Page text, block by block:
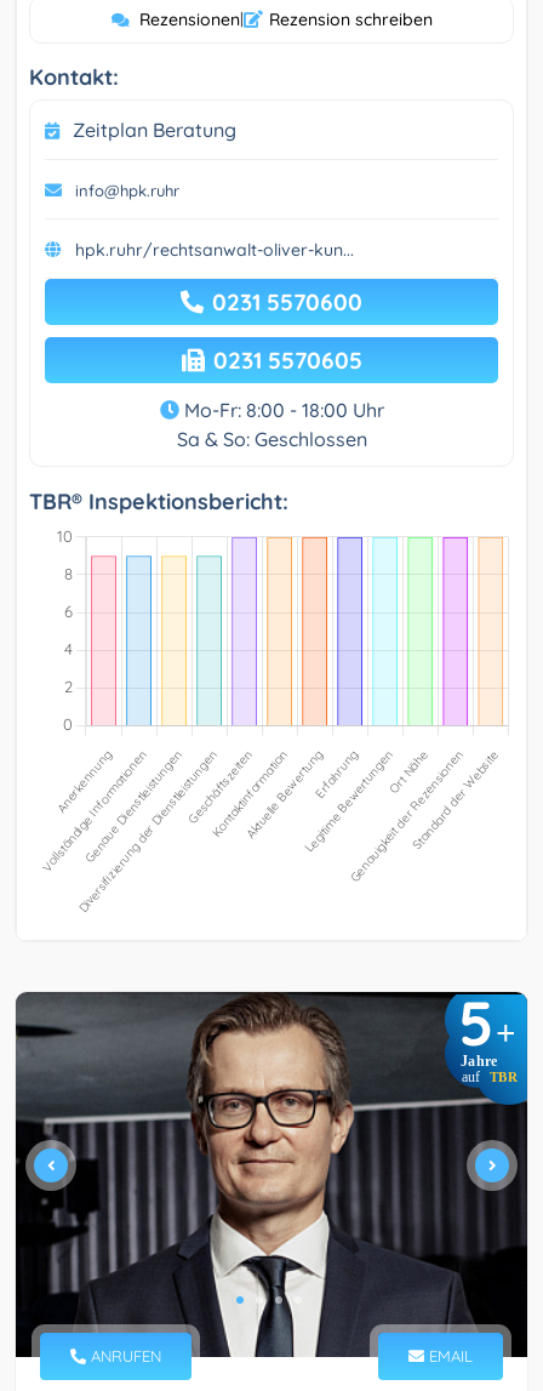
Rezensionen| Rezension schreiben
Kontakt:
Zeitplan Beratung
info@hpk.ruhr
hpk.ruhr/rechtsanwalt-oliver-kun...
0231 5570600
0231 5570605
Mo-Fr: 8:00 - 18:00 Uhr
Sa & So: Geschlossen
TBR® Inspektionsbericht:
5+
Jahre
auf TBR
ANRUFEN EMAIL